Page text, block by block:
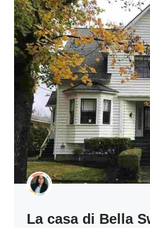
La casa di Bella